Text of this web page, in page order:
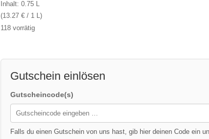
Inhalt: 0.75 L
(13.27 € / 1 L)
118 vorrätig
Gutschein einlösen
Gutscheincode(s)
Falls du einen Gutschein von uns hast, gib hier deinen Code ein